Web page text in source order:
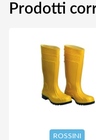
Prodotti
ROSSINI